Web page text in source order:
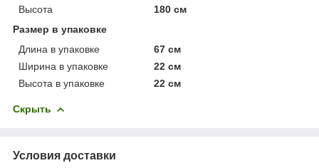
Высота
180 см
Размер в упаковке
Длина в упаковке
67 см
Ширина в упаковке
22 см
Высота в упаковке
22 см
Скрыть
Условия доставки